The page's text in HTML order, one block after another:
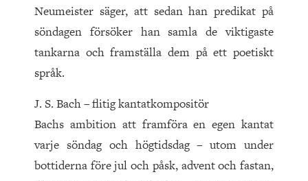
Neumeister säger, att sedan han predikat på
söndagen försöker han samla de viktigaste
tankarna och framställa dem på ett poetiskt
språk.
J. S. Bach – flitig kantatkompositör
Bachs ambition att framföra en egen kantat
varje söndag och högtidsdag – utom under
bottiderna före jul och påsk, advent och fastan,